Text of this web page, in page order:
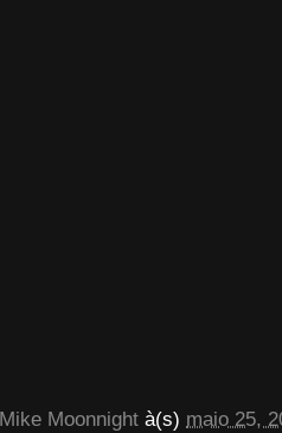
Mike Moonnight à(s) maio 25,